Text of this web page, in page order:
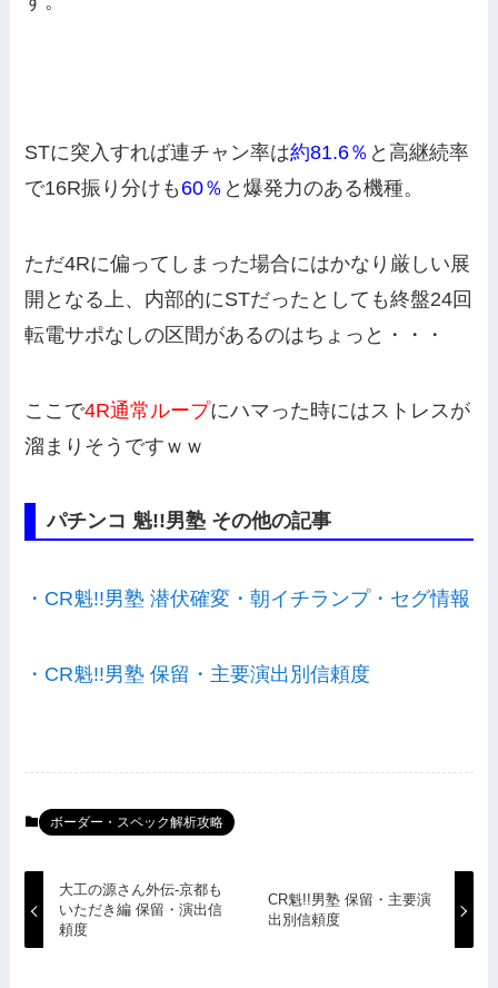
STに突入すれば連チャン率は約81.6％ と高継続率
で16R振り分けも 60％ と爆発力のある機種。
ただ4Rに偏ってしまった場合にはかなり厳しい展
開となる上、内部的にSTだったとしても終盤24回
転電サポなしの区間があるのはちょっと・・・
ここで4R通常ループにハマった時にはストレスが
溜まりそうですｗｗ
パチンコ 魁!!男塾 その他の記事
・CR魁!!男塾 潜伏確変・朝イチランプ・セグ情報
・CR魁!!男塾 保留・主要演出別信頼度
ボーダー・スペック解析攻略
大工の源さん外伝-京都も
いただき編 保留・演出信
頼度
CR魁!!男塾 保留・主要演
出別信頼度